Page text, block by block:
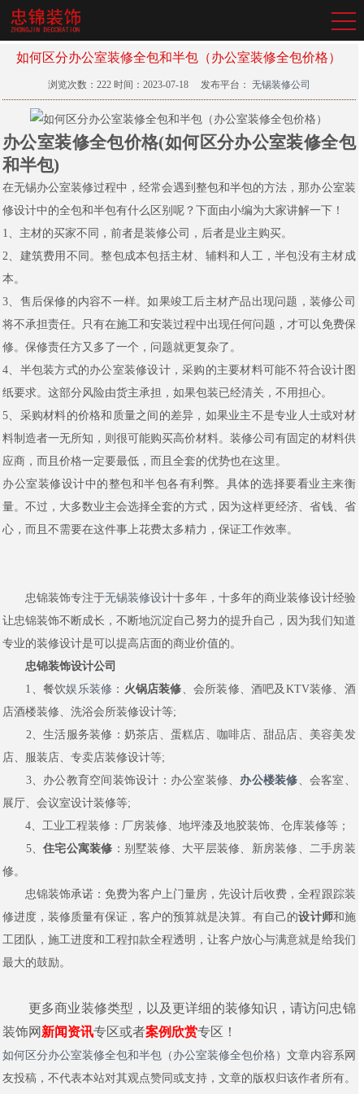
如何区分办公室装修全包和半包（办公室装修全包价格）
浏览次数： 222 时间：2023-07-18 发布平台： 无锡装修公司
办公室装修全包价格(如何区分办公室装修全包
和半包)
在无锡办公室装修过程中，经常会遇到整包和半包的方法，那办公室装
修设计中的全包和半包有什么区别呢？下面由小编为大家讲解一下！
1、主材的买家不同，前者是装修公司，后者是业主购买。
2、建筑费用不同。整包成本包括主材、辅料和人工，半包没有主材成
本。
3、售后保修的内容不一样。如果竣工后主材产品出现问题，装修公司
将不承担责任。只有在施工和安装过程中出现任何问题，才可以免费保
修。保修责任方又多了一个，问题就更复杂了。
4、半包装方式的办公室装修设计，采购的主要材料可能不符合设计图
纸要求。这部分风险由货主承担，如果包装已经清关，不用担心。
5、采购材料的价格和质量之间的差异，如果业主不是专业人士或对材
料制造者一无所知，则很可能购买高价材料。装修公司有固定的材料供
应商，而且价格一定要最低，而且全套的优势也在这里。
办公室装修设计中的整包和半包各有利弊。具体的选择要看业主来衡
量。不过，大多数业主会选择全套的方式，因为这样更经济、省钱、省
心，而且不需要在这件事上花费太多精力，保证工作效率。
忠锦装饰专注于无锡装修设计十多年，十多年的商业装修设计经验
让忠锦装饰不断成长，不断地沉淀自己努力的提升自己，因为我们知道
专业的装修设计是可以提高店面的商业价值的。
忠锦装饰设计公司
1、餐饮娱乐装修 ： 火锅店装修、会所装修、酒吧及KTV装修、酒
店酒楼装修、洗浴会所装修设计等;
2、生活服务装修：奶茶店、蛋糕店、咖啡店、甜品店、美容美发
店、服装店、专卖店装修设计等;
3、办公教育空间装饰设计：办公室装修、 办公楼装修、会客室、
展厅、会议室设计装修等;
4、工业工程装修：厂房装修、地坪漆及地胶装饰、仓库装修等；
5、住宅公寓装修 ：别墅装修、大平层装修、新房装修、二手房装
修。
忠锦装饰承诺：免费为客户上门量房，先设计后收费，全程跟踪装
修进度，装修质量有保证，客户的预算就是决算。有自己的设计师和施
工团队，施工进度和工程扣款全程透明，让客户放心与满意就是给我们
最大的鼓励。
更多商业装修类型，以及更详细的装修知识，请访问忠锦
装饰网 新闻资讯专区或者案例欣赏专区！
如何区分办公室装修全包和半包（办公室装修全包价格）文章内容系网
友投稿，不代表本站对其观点赞同或支持，文章的版权归该作者所有。